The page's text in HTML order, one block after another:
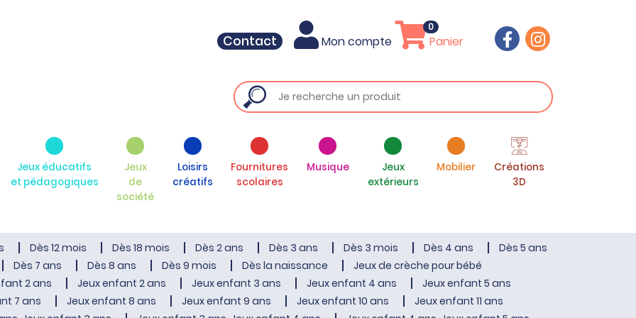
Contact Mon compte Panier
0
Jeux éducatifs
et pédagogiques
Jeux
de
société
Loisirs
créatifs
Fournitures
scolaires
Musique
Jeux
extérieurs
Mobilier
Créations
3D
Dès 12 mois Dès 18 mois Dès 2 ans Dès 3 ans Dès 3 mois Dès 4 ans
Dès 5 ans
Dès 7 ans
Dès 8 ans Dès 9 mois Dès la naissance
Jeux de crèche pour bébé
2 ans
Jeux enfant 2 ans Jeux enfant 3 ans Jeux enfant 4 ans
Jeux enfant 5 ans
7 ans
Jeux enfant 8 ans Jeux enfant 9 ans Jeux enfant 10 ans
Jeux enfant 11 ans